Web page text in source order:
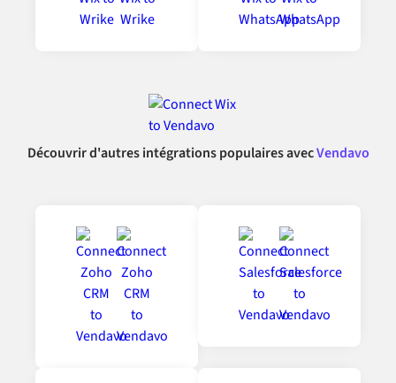
Découvrir d'autres intégrations populaires avecVendavo